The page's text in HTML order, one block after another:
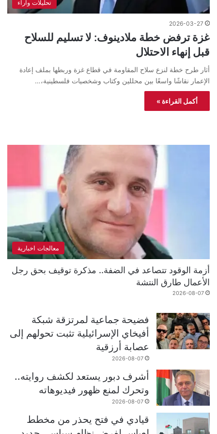
تحليلات واراء
2026-03-27
غزة ترفض خطة ملادينوف: لا تسليم للسلاح
قبل إنهاء الاحتلال
أثار طرح خطة لنزع سلاح المقاومة في قطاع غزة وربطها بملف إعادة
الإعمار نقاشًا واسعًا بين محللين وكتاب وشخصيات فلسطينية،…
أكمل القراءة »
معالجات اخبارية
أزمة الوقود تتصاعد في الضفة.. مذكرة توقيف بحق رجل
الأعمال طارق النتشة
2026-08-07
فضيحة جماعية لمرتزقة شبكة
أفيخاي الإسرائيلية تثبت تحولهم إلى
عصابة أرزقية
2026-08-07
أشرف دبور يستعد لكشف روايته..
وتحرك لمنع ظهور فيديوهاته
2026-08-07
قيادي في فتح يحذر من مخطط